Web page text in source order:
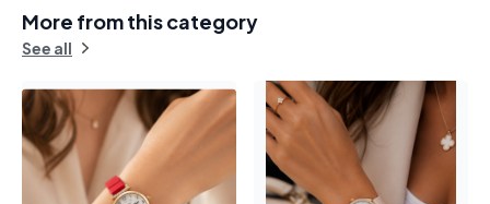
More from this category
See all